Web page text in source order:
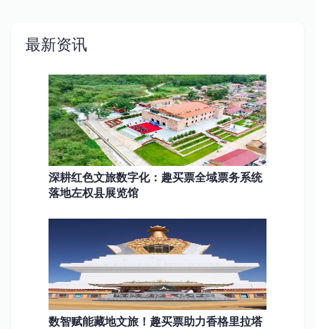
最新资讯
深耕红色文旅数字化：趣买票全域票务系统
落地左权县展览馆
数智赋能藏地文旅！趣买票助力香格里拉塔